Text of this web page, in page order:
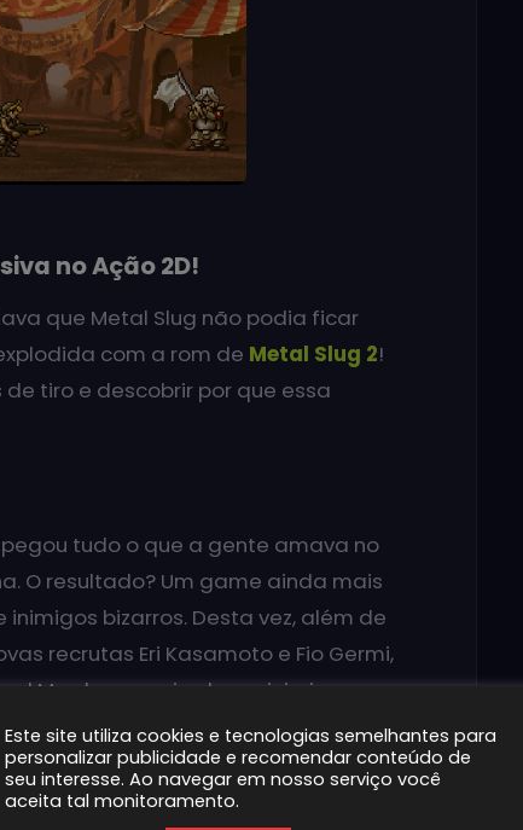
no Ação 2D!
que Metal Slug não podia ficar
com a rom de Metal Slug 2!
tiro e descobrir por que essa
pegou tudo o que a gente amava no
O resultado? Um game ainda mais
bizarros. Desta vez, além de
recrutas Eri Kasamoto e Fio Germi,
Morden e mais alguns inimigos
Este site utiliza cookies e tecnologias semelhantes para
personalizar publicidade e recomendar conteúdo de
seu interesse. Ao navegar em nosso serviço você
aceita tal monitoramento.